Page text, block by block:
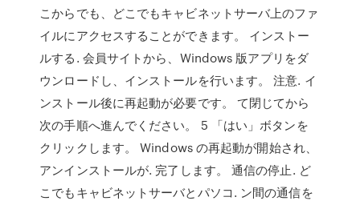
こからでも、どこでもキャビネットサーバ上のファ
イルにアクセスすることができます。 インストー
ルする. 会員サイトから、Windows 版アプリをダ
ウンロードし、インストールを行います。 注意. イ
ンストール後に再起動が必要です。 て閉じてから
次の手順へ進んでください。 5 「はい」ボタンを
クリックします。 Windows の再起動が開始され、
アンインストールが. 完了します。 通信の停止. ど
こでもキャビネットサーバとパソコ. ン間の通信を